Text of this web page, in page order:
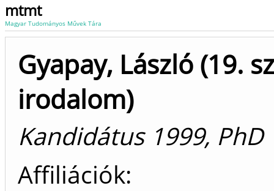
mtmt
Magyar Tudományos Művek Tára
Gyapay, László (19.
irodalom)
Kandidátus 1999, PhD
Affiliációk